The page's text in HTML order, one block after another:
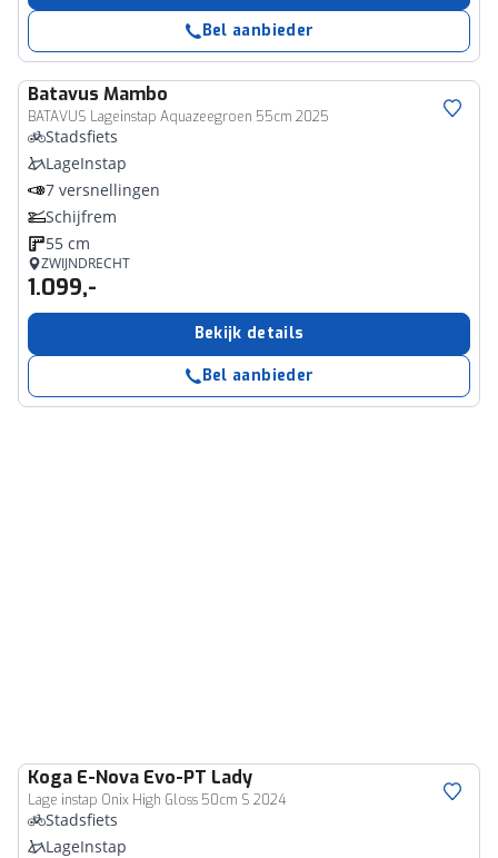
Bel aanbieder
Batavus Mambo
BATAVUS Lageinstap Aquazeegroen 55cm 2025
Stadsfiets
LageInstap
7 versnellingen
Schijfrem
55 cm
ZWIJNDRECHT
1.099,-
Bekijk details
Bel aanbieder
Koga E-Nova Evo-PT Lady
Lage instap Onix High Gloss 50cm S 2024
Stadsfiets
LageInstap